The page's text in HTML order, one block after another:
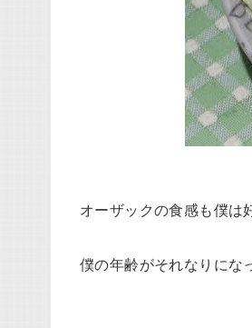
オーザックの食感も僕は
僕の年齢がそれなりにな